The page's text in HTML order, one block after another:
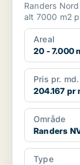
Randers
alt 7000 m2
udlej...
Areal
20 - 7.000
Pris pr. md.
204.167 pr
Område
Randers
Type